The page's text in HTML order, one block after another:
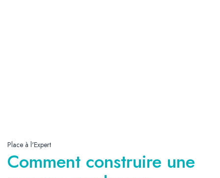
Place à l'Expert
Comment construire une